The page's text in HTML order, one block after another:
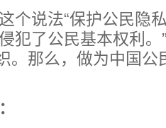
说法“保护公民隐
犯了公民基本权利。
。那么，做为中国